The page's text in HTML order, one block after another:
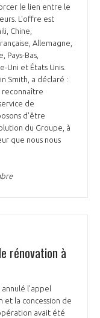
le lien entre le
L'offre est
Chine,
Allemagne,
Pays-Bas,
Uni et États Unis.
Smith, a déclaré :
reconnaître
de
d'être
du Groupe, à
que nous nous
rénovation à
l'appel
et la concession de
avait été